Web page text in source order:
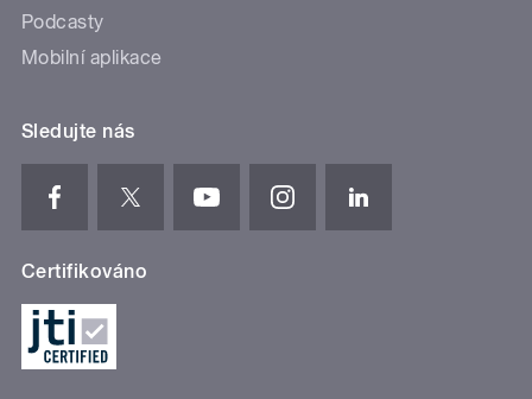
Podcasty
Mobilní aplikace
Sledujte nás
Certifikováno